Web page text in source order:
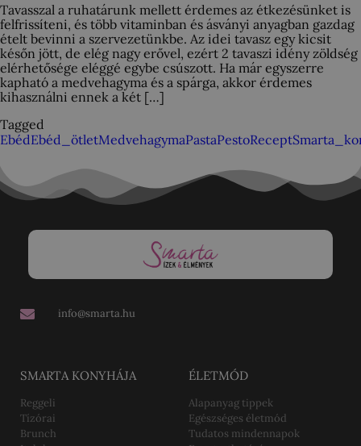
Tavasszal a ruhatárunk mellett érdemes az étkezésünket is
felfrissíteni, és több vitaminban és ásványi anyagban gazdag
ételt bevinni a szervezetünkbe. Az idei tavasz egy kicsit
későn jött, de elég nagy erővel, ezért 2 tavaszi idény zöldség
elérhetősége eléggé egybe csúszott. Ha már egyszerre
kapható a medvehagyma és a spárga, akkor érdemes
kihasználni ennek a két […]
Tagged
EbédEbéd_ötletMedvehagymaPastaPestoRecept
info@smarta.hu
SMARTA KONYHÁJA
Reggeli
Tízórai
Brunch
ÉLETMÓD
Alapanyag tippek
Egészséges életmód
Tudatos mindennapok